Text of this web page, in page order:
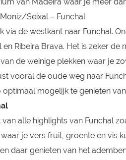
Seixal – Funchal
via de westkant naar Funchal.
en Ribeira Brava. Het is zeker
van de weinige plekken waar je
vooral de oude weg naar
optimaal mogelijk te genieten
van alle highlights van Funchal
je vers fruit, groente en vis
daar genieten van het